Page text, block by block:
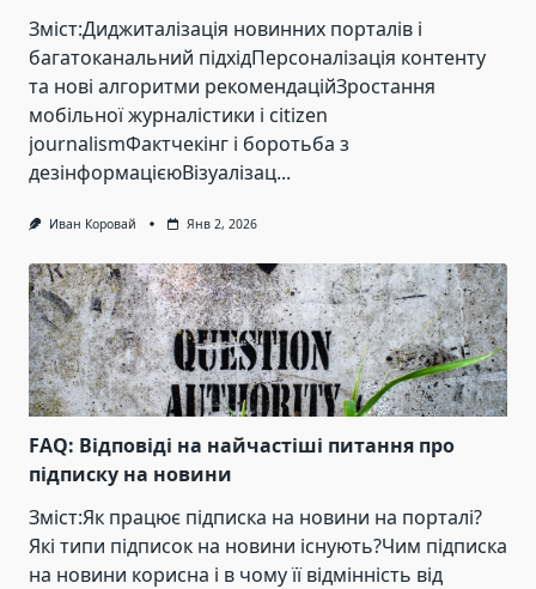
Зміст:Диджиталізація новинних порталів і
багатоканальний підхідПерсоналізація контенту
та нові алгоритми рекомендаційЗростання
мобільної журналістики і citizen
journalismФактчекінг і боротьба з
дезінформацієюВізуалізац...
Иван Коровай Янв 2, 2026
FAQ: Відповіді на найчастіші питання про
підписку на новини
Зміст:Як працює підписка на новини на порталі?
Які типи підписок на новини існують?Чим підписка
на новини корисна і в чому її відмінність від